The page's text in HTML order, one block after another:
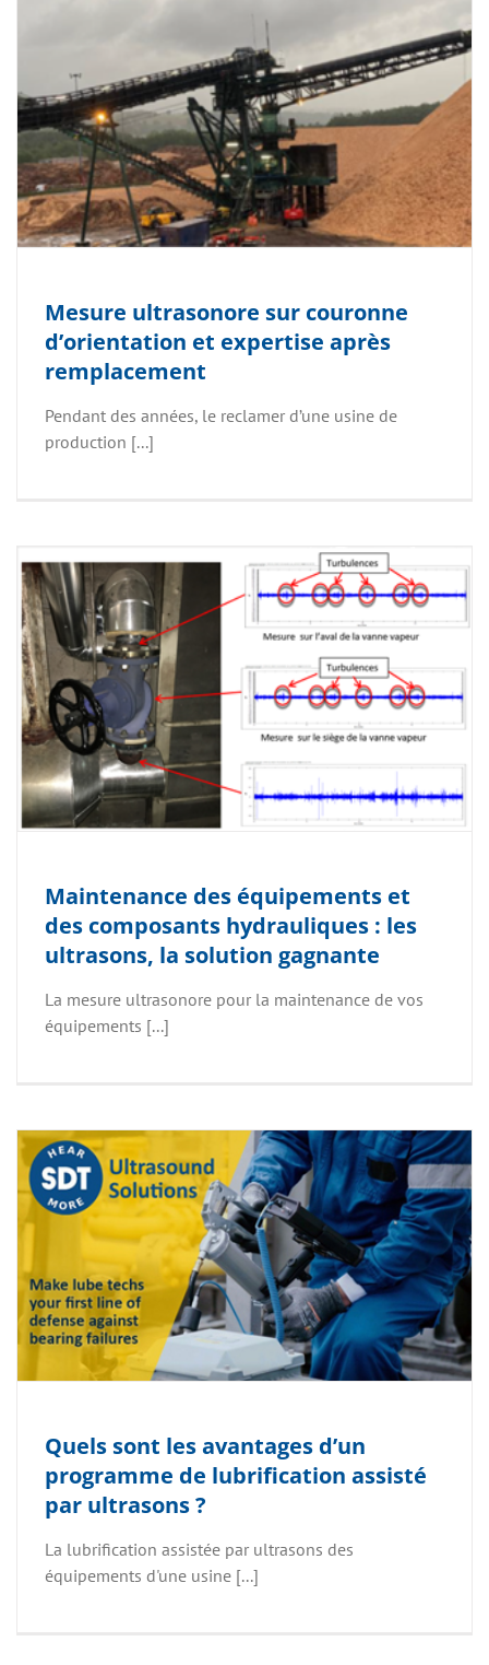
Mesure ultrasonore sur couronne
d’orientation et expertise après
remplacement
Pendant des années, le reclamer d’une usine de
production [...]
Maintenance des équipements et
des composants hydrauliques : les
ultrasons, la solution gagnante
La mesure ultrasonore pour la maintenance de vos
équipements [...]
Quels sont les avantages d’un
programme de lubrification assisté
par ultrasons ?
La lubrification assistée par ultrasons des
équipements d'une usine [...]